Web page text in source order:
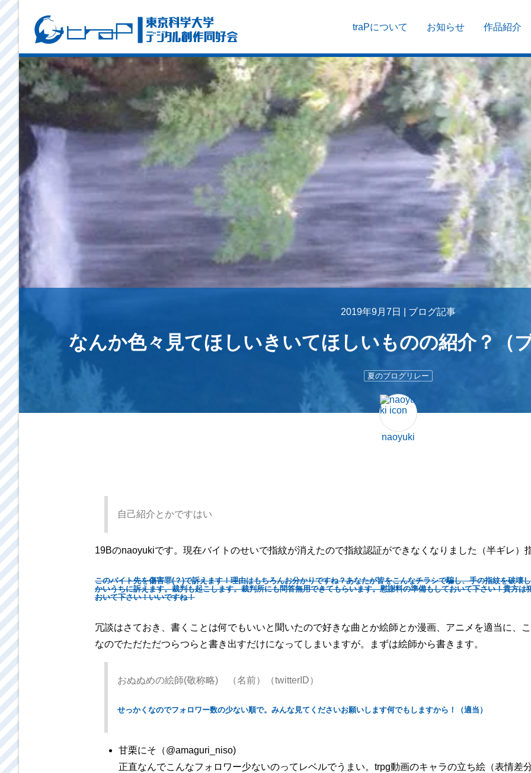
traPについて お知らせ 作品紹介
2019年9月7日 | ブログ記事
なんか色々見てほしいきいてほしいものの紹介？
夏のブログリレー
naoyuki
自己紹介とかですはい
19Bのnaoyukiです。現在バイトのせいで指紋が消えたので指紋認証ができなくなりました（半ギレ）
このバイト先を傷害罪(？)で訴えます！理由はもちろんお分かりですね？あなたが皆をこんなチラシで騙し、手の指紋を破壊
かいうちに訴えます。裁判も起こします。裁判所にも問答無用できてもらいます。慰謝料の準備もしておいて下さい！貴方
おいて下さい！いいですね！
冗談はさておき、書くことは何でもいいと聞いたので好きな曲とか絵師とか漫画、アニメを適当に、
なのでただただつらつらと書き出すだけになってしまいますが。まずは絵師から書きます。
おぬぬめの絵師(敬称略) （名前）（twitterID）
せっかくなのでフォロワー数の少ない順で。みんな見てくださいお願いします何でもしますから！（適当）
甘栗にそ（@amaguri_niso)
正直なんでこんなフォロワー少ないのってレベルでうまい。trpg動画のキャラの立ち絵（表情差